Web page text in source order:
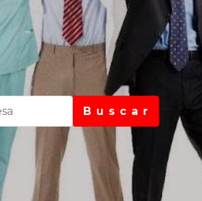
B u s c a r